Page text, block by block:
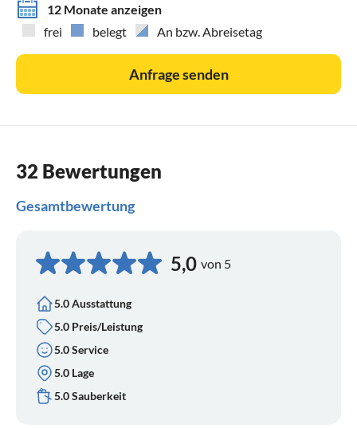
12 Monate anzeigen
frei
belegt An bzw. Abreisetag
Anfrage senden
32 Bewertungen
Gesamtbewertung
5,0 von 5
5.0 Ausstattung
5.0 Preis/Leistung
5.0 Service
5.0 Lage
5.0 Sauberkeit